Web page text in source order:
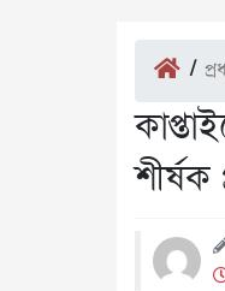
/
শীর্ষক